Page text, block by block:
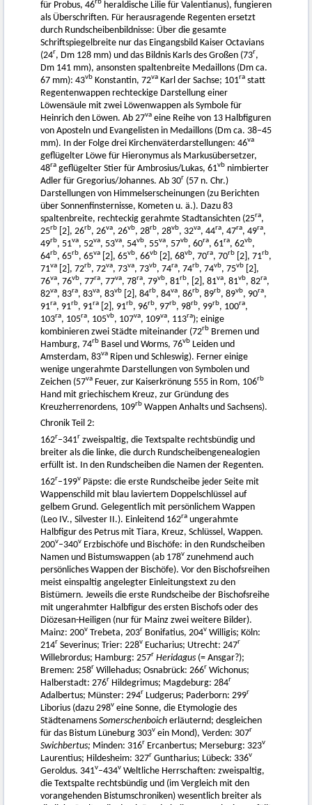
für Probus, 46rb heraldische Lilie für Valentianus), fungieren
als Überschriften. Für herausragende Regenten ersetzt
durch Rundscheibenbildnisse: Über die gesamte
Schriftspiegelbreite nur das Eingangsbild Kaiser Octavians
(24r, Dm 128 mm) und das Bildnis Karls des Großen (73r,
Dm 141 mm), ansonsten spaltenbreite Medaillons (Dm ca.
67 mm): 43vb Konstantin, 72va Karl der Sachse; 101ra statt
Regentenwappen rechteckige Darstellung einer
Löwensäule mit zwei Löwenwappen als Symbole für
Heinrich den Löwen. Ab 27va eine Reihe von 13 Halbfiguren
von Aposteln und Evangelisten in Medaillons (Dm ca. 38–45
mm). In der Folge drei Kirchenväterdarstellungen: 46va
geflügelter Löwe für Hieronymus als Markusübersetzer,
48ra geflügelter Stier für Ambrosius/Lukas, 61vb nimbierter
Adler für Gregorius/Johannes. Ab 30r (57 n. Chr.)
Darstellungen von Himmelserscheinungen (zu Berichten
über Sonnenfinsternisse, Kometen u. ä.). Dazu 83
spaltenbreite, rechteckig gerahmte Stadtansichten (25ra,
25rb [2], 26rb, 26va, 26vb, 28rb, 28vb, 32va, 44ra, 47ra, 49ra,
49rb, 51va, 52va, 53va, 54vb, 55va, 57vb, 60ra, 61ra, 62vb,
64rb, 65rb, 65va [2], 65vb, 66vb [2], 68vb, 70ra, 70rb [2], 71rb,
71va [2], 72rb, 72va, 73va, 73vb, 74ra, 74rb, 74vb, 75vb
[2],
76va, 76vb, 77ra, 77va, 78ra, 79vb, 81rb, [2], 81va, 81vb, 82ra,
82va, 83ra, 83va, 83vb [2], 84rb, 84va, 86rb, 89rb, 89vb, 90ra,
91ra, 91rb, 91ra [2], 91rb, 96rb, 97rb, 98rb, 99rb, 100ra,
103ra, 105ra, 105vb, 107va, 109va, 113ra); einige
kombinieren zwei Städte miteinander (72rb Bremen und
Hamburg, 74rb Basel und Worms, 76vb Leiden und
Amsterdam, 83va Ripen und Schleswig). Ferner einige
wenige ungerahmte Darstellungen von Symbolen und
Zeichen (57va Feuer, zur Kaiserkrönung 555 in Rom, 106rb
Hand mit griechischem Kreuz, zur Gründung des
Kreuzherrenordens, 109rb Wappen Anhalts und Sachsens).
Chronik Teil 2:
162r–341r zweispaltig, die Textspalte rechtsbündig und
breiter als die linke, die durch Rundscheibengenealogien
erfüllt ist. In den Rundscheiben die Namen der Regenten.
162r–199v Päpste: die erste Rundscheibe jeder Seite mit
Wappenschild mit blau laviertem Doppelschlüssel auf
gelbem Grund. Gelegentlich mit persönlichem Wappen
(Leo IV., Silvester II.). Einleitend 162ra ungerahmte
Halbfigur des Petrus mit Tiara, Kreuz, Schlüssel, Wappen.
200v–340v Erzbischöfe und Bischöfe: in den Rundscheiben
Namen und Bistumswappen (ab 178v zunehmend auch
persönliches Wappen der Bischöfe). Vor den Bischofsreihen
meist einspaltig angelegter Einleitungstext zu den
Bistümern. Jeweils die erste Rundscheibe der Bischofsreihe
mit ungerahmter Halbfigur des ersten Bischofs oder des
Diözesan-Heiligen (nur für Mainz zwei weitere Bilder).
Mainz: 200v Trebeta, 203r Bonifatius, 204v Willigis; Köln:
214r Severinus; Trier: 228v Eucharius; Utrecht: 247r
Willebrordus; Hamburg: 257r Heridagus (= Ansgar?);
Bremen: 258r Willehadus; Osnabrück: 266r Wichonus;
Halberstadt: 276r Hildegrimus; Magdeburg: 284r
Adalbertus; Münster: 294r Ludgerus; Paderborn: 299r
Liborius (dazu 298v eine Sonne, die Etymologie des
Städtenamens Somerschenboich erläuternd; desgleichen
für das Bistum Lüneburg 303v ein Mond), Verden: 307r
Swichbertus; Minden: 316r Ercanbertus; Merseburg: 323v
Laurentius; Hildesheim: 327r Guntharius; Lübeck: 336v
Geroldus. 341v–434v Weltliche Herrschaften: zweispaltig,
die Textspalte rechtsbündig und (im Vergleich mit den
vorangehenden Bistumschroniken) wesentlich breiter als